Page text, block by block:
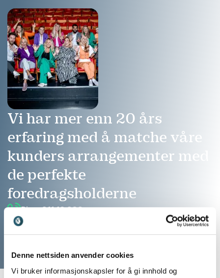
Denne nettsiden anvender cookies
Vi bruker informasjonskapsler for å gi innhold og
Vi har mer enn 20 års
erfaring med å matche våre
kunders arrangementer med
de perfekte
foredragsholderne
Ring: 911 16 989
Vi er klare til å hjelpe